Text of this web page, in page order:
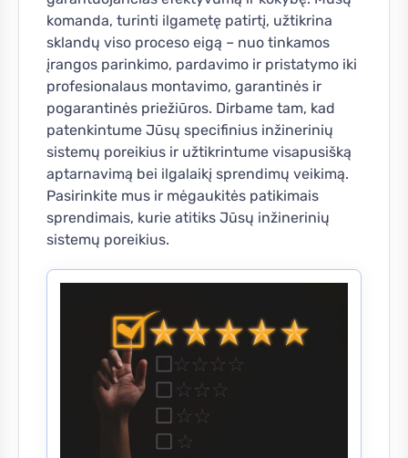
komanda, turinti ilgametę patirtį, užtikrina
sklandų viso proceso eigą – nuo tinkamos
įrangos parinkimo, pardavimo ir pristatymo iki
profesionalaus montavimo, garantinės ir
pogarantinės priežiūros. Dirbame tam, kad
patenkintume Jūsų specifinius inžinerinių
sistemų poreikius ir užtikrintume visapusišką
aptarnavimą bei ilgalaikį sprendimų veikimą.
Pasirinkite mus ir mėgaukitės patikimais
sprendimais, kurie atitiks Jūsų inžinerinių
sistemų poreikius.